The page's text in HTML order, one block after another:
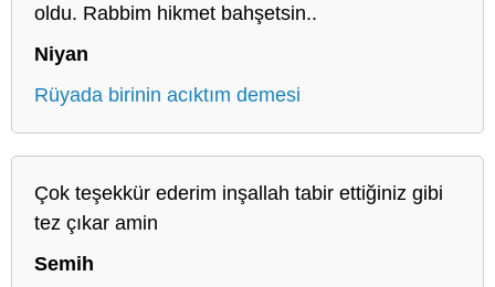
oldu. Rabbim hikmet bahşetsin..
Niyan
Rüyada birinin acıktım demesi
Çok teşekkür ederim inşallah tabir ettiğiniz gibi
tez çıkar amin
Semih